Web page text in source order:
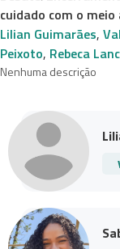
cuidado com o
Lilian Guimarães,
Peixoto, Rebeca
Nenhuma descrição